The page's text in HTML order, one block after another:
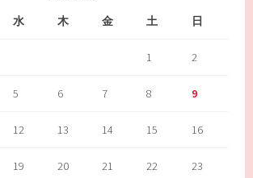
水 木 金 土 日
1 2
5 6 7 8 9
12 13 14 15 16
19 20 21 22 23